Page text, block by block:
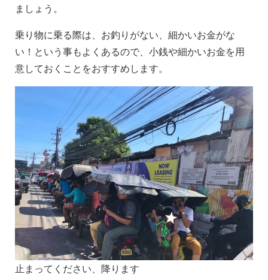
ましょう。
乗り物に乗る際は、お釣りがない、細かいお金がな
い！という事もよくあるので、小銭や細かいお金を用
意しておくことをおすすめします。
止まってください、降ります